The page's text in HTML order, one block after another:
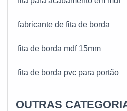
uma equipe multidisciplinar
de excelência de ponta a
fabricante de fita de borda
fita de borda mdf 15mm
fita de borda pvc para portão
OUTRAS